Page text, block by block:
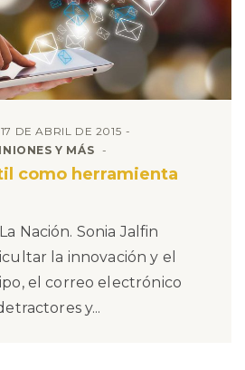
17 DE ABRIL DE 2015
Y MÁS
como herramienta
Nación. Sonia Jalfin
la innovación y el
el correo electrónico
y...